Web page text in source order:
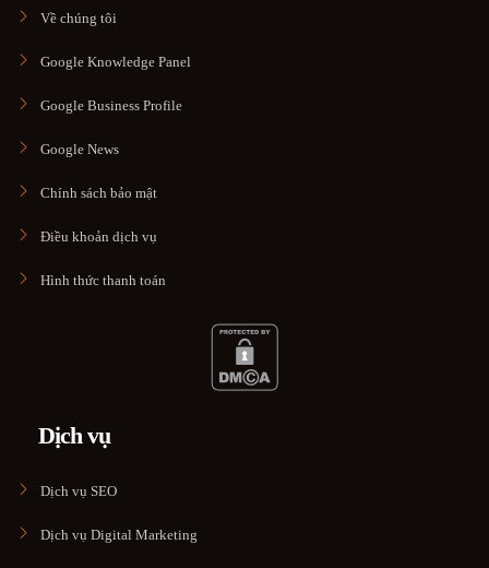
Về chúng tôi
Google Knowledge Panel
Google Business Profile
Google News
Chính sách bảo mật
Điều khoản dịch vụ
Hình thức thanh toán
Dịch vụ
Dịch vụ SEO
Dịch vụ Digital Marketing